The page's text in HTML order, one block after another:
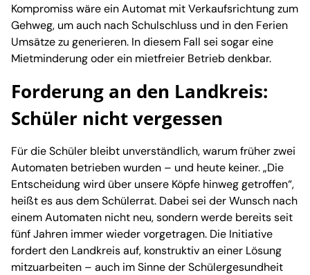
Kompromiss wäre ein Automat mit Verkaufsrichtung zum
Gehweg, um auch nach Schulschluss und in den Ferien
Umsätze zu generieren. In diesem Fall sei sogar eine
Mietminderung oder ein mietfreier Betrieb denkbar.
Forderung an den Landkreis:
Schüler nicht vergessen
Für die Schüler bleibt unverständlich, warum früher zwei
Automaten betrieben wurden – und heute keiner. „Die
Entscheidung wird über unsere Köpfe hinweg getroffen“,
heißt es aus dem Schülerrat. Dabei sei der Wunsch nach
einem Automaten nicht neu, sondern werde bereits seit
fünf Jahren immer wieder vorgetragen. Die Initiative
fordert den Landkreis auf, konstruktiv an einer Lösung
mitzuarbeiten – auch im Sinne der Schülergesundheit